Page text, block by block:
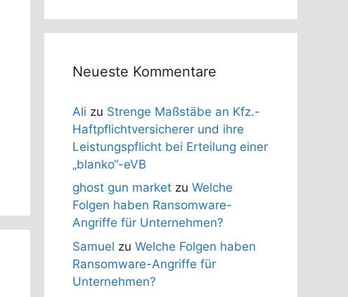
Neueste Kommentare
Ali zu Strenge Maßstäbe an Kfz.-
Haftpflichtversicherer und ihre
Leistungspflicht bei Erteilung einer
„blanko“-eVB
ghost gun market zu Welche
Folgen haben Ransomware-
Angriffe für Unternehmen?
Samuel zu Welche Folgen haben
Ransomware-Angriffe für
Unternehmen?